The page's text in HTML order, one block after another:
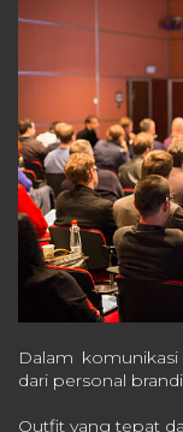
Dalam
dari personal
Outfit yang tepat